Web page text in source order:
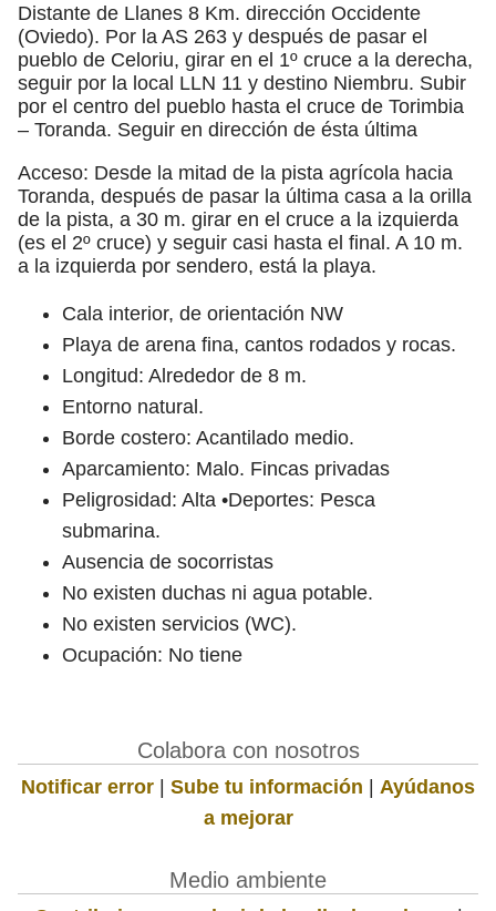
Distante de Llanes 8 Km. dirección Occidente
(Oviedo). Por la AS 263 y después de pasar el
pueblo de Celoriu, girar en el 1º cruce a la derecha,
seguir por la local LLN 11 y destino Niembru. Subir
por el centro del pueblo hasta el cruce de Torimbia
– Toranda. Seguir en dirección de ésta última
Acceso: Desde la mitad de la pista agrícola hacia
Toranda, después de pasar la última casa a la orilla
de la pista, a 30 m. girar en el cruce a la izquierda
(es el 2º cruce) y seguir casi hasta el final. A 10 m.
a la izquierda por sendero, está la playa.
Cala interior, de orientación NW
Playa de arena fina, cantos rodados y rocas.
Longitud: Alrededor de 8 m.
Entorno natural.
Borde costero: Acantilado medio.
Aparcamiento: Malo. Fincas privadas
Peligrosidad: Alta •Deportes: Pesca
submarina.
Ausencia de socorristas
No existen duchas ni agua potable.
No existen servicios (WC).
Ocupación: No tiene
Colabora con nosotros
Notificar error | Sube tu información | Ayúdanos
a mejorar
Medio ambiente